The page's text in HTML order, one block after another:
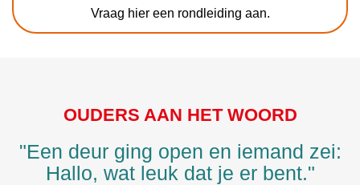
Vraag hier een rondleiding aan.
OUDERS AAN HET WOORD
"Een deur ging open en iemand zei:
Hallo, wat leuk dat je er bent."